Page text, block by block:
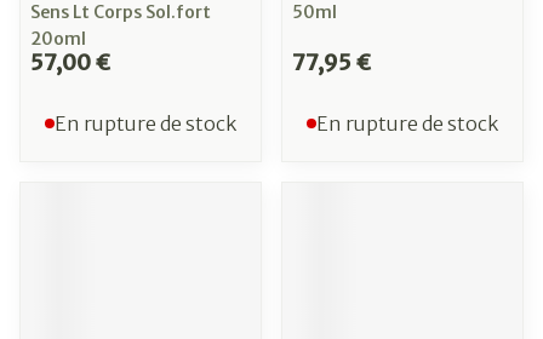
Sens Lt Corps Sol.fort
20oml
57,00 €
En rupture de stock
50ml
77,95 €
En rupture de stock